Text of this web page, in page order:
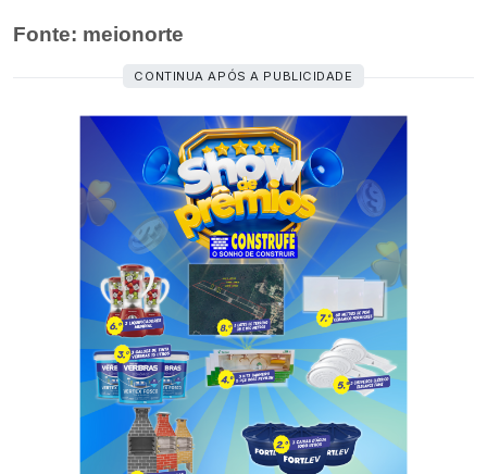
Fonte: meionorte
CONTINUA APÓS A PUBLICIDADE